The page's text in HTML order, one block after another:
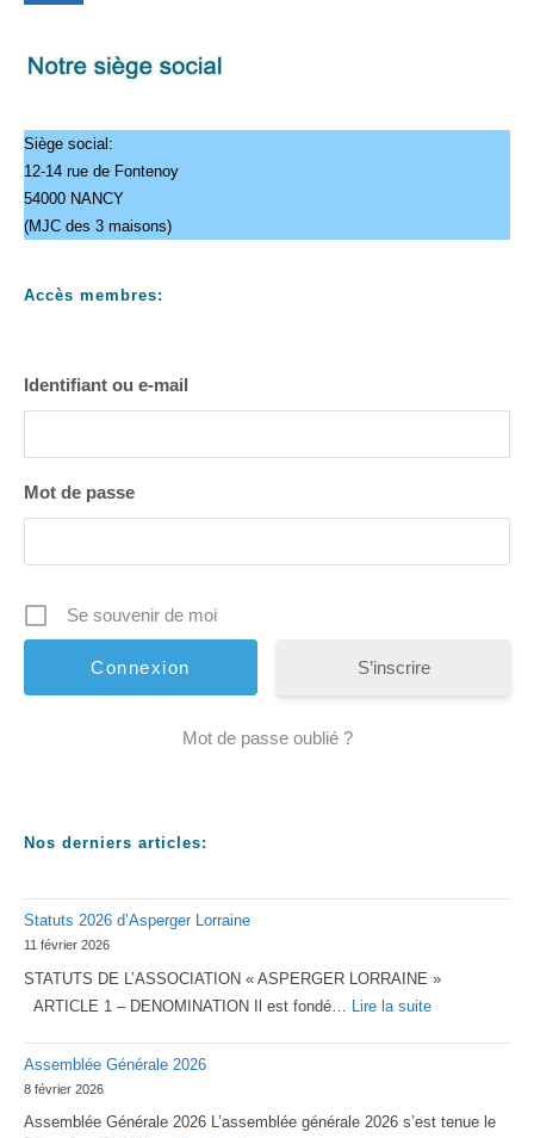
Siège social:
12-14 rue de Fontenoy
54000 NANCY
(MJC des 3 maisons)
Accès membres:
Identifiant ou e-mail
Mot de passe
Se souvenir de moi
S’inscrire
Mot de passe oublié ?
Nos derniers articles:
Statuts 2026 d’Asperger Lorraine
11 février 2026
STATUTS DE L’ASSOCIATION « ASPERGER LORRAINE »
ARTICLE 1 – DENOMINATION Il est fondé… Lire la suite:
Lorraine
Assemblée Générale 2026
8 février 2026
Assemblée Générale 2026 L’assemblée générale 2026 s’est tenue le